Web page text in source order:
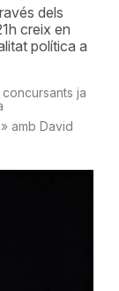
dels
creix en
política a
ja
amb David